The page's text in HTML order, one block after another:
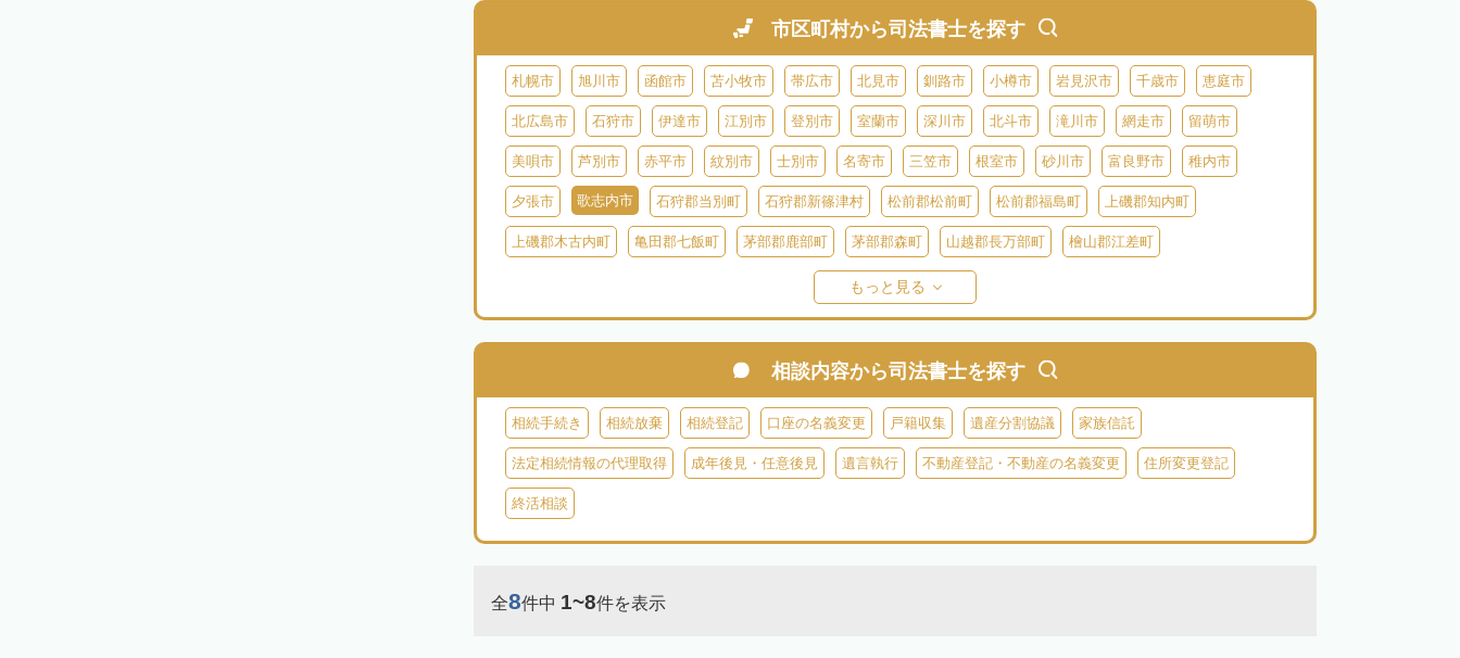
市区町村から司法書士を探す
札幌市 旭川市 函館市 苫小牧市 帯広市 北見市 釧路市 小樽市 岩見沢市 千歳市 恵庭市
北広島市 石狩市 伊達市 江別市 登別市 室蘭市 深川市 北斗市 滝川市 網走市 留萌市
美唄市 芦別市 赤平市 紋別市 士別市 名寄市 三笠市 根室市 砂川市 富良野市 稚内市
夕張市 歌志内市 石狩郡当別町 石狩郡新篠津村 松前郡松前町 松前郡福島町 上磯郡知内町
上磯郡木古内町 亀田郡七飯町 茅部郡鹿部町 茅部郡森町 山越郡長万部町 檜山郡江差町
奥尻郡奥尻町
島牧郡島牧村 寿都郡寿都町 寿都郡黒松内町 磯谷郡蘭越町 虻田郡ニセコ町 虻田郡倶知安町
虻田郡喜茂別町 虻田郡京極町 虻田郡豊浦町
岩内郡共和町 岩内郡岩内町 二海郡八雲町 古宇郡泊村 古宇郡神恵内村 古平郡古平町 積丹郡積丹町
余市郡仁木町 余市郡余市町 余市郡赤井川村 空知郡南幌町 空知郡奈井江町 空知郡上砂川町
空知郡上富良野町 空知郡中富良野町 空知郡南富良野町 夕張郡由仁町 夕張郡長沼町 夕張郡栗山町
樺戸郡月形町
上川郡東神楽町 上川郡鷹栖町
もっと見る
相談内容から司法書士を探す
相続手続き 相続放棄 相続登記 口座の名義変更 戸籍収集 遺産分割協議 家族信託
法定相続情報の代理取得 成年後見・任意後見 遺言執行 不動産登記・不動産の名義変更 住所変更登記
終活相談
全8件中 1~8件を表示